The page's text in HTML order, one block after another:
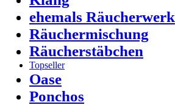
ehemals Räucherwerk
Räuchermischung
Räucherstäbchen
Topseller
Oase
Ponchos